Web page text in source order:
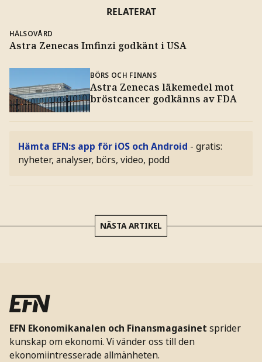
RELATERAT
HÄLSOVÅRD
Astra Zenecas Imfinzi godkänt i USA
BÖRS OCH FINANS
Astra Zenecas läkemedel mot
bröstcancer godkänns av FDA
Hämta EFN:s app för iOS och Android - gratis:
nyheter, analyser, börs, video, podd
NÄSTA ARTIKEL
EFN Ekonomikanalen och Finansmagasinet sprider
kunskap om ekonomi. Vi vänder oss till den
ekonomiintresserade allmänheten.